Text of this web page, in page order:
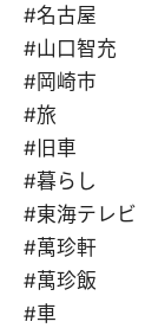
#名古屋
#山口智充
#岡崎市
#旅
#旧車
#暮らし
#東海テレビ
#萬珍軒
#萬珍飯
#車